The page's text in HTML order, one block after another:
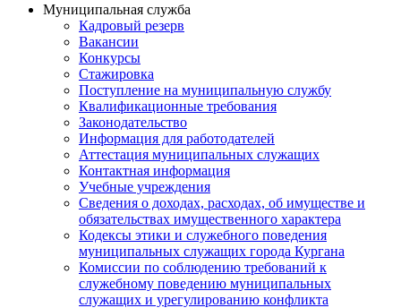
Муниципальная служба
Кадровый резерв
Вакансии
Конкурсы
Стажировка
Поступление на муниципальную службу
Квалификационные требования
Законодательство
Информация для работодателей
Аттестация муниципальных служащих
Контактная информация
Учебные учреждения
Сведения о доходах, расходах, об имуществе и
обязательствах имущественного характера
Кодексы этики и служебного поведения
муниципальных служащих города Кургана
Комиссии по соблюдению требований к
служебному поведению муниципальных
служащих и урегулированию конфликта